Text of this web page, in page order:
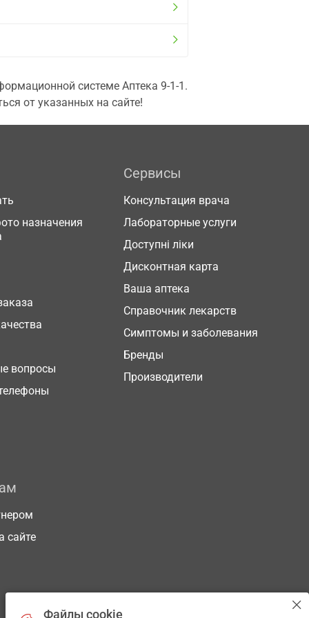
системе Аптека 9-1-1.
от указанных на сайте!
назначения
вопросы
Сервисы
Консультация врача
Лабораторные услуги
Доступні ліки
Дисконтная карта
Ваша аптека
Справочник лекарств
Симптомы и заболевания
Бренды
Производители
сайте
Файлы cookie